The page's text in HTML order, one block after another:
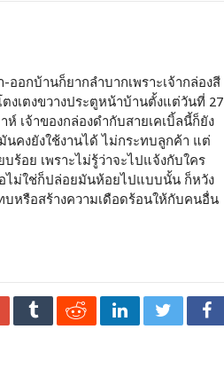
ออกบ้านก็ยากลำบากเพราะเจ้ากล่องสี
งเตงขวางประตูหน้าบ้านตั้งแต่วันที่ 27
เจ้าของกล่องดำกับสายเคเบิ้ลนี้ก็ยัง
นคงยังใช้งานได้ ไม่กระทบลูกค้า แต่
ร้อย เพราะไม่รู้ว่าจะไปแจ้งกับใคร
ไม่ใช่ก็ปล่อยมันห้อยไปแบบนั้น ก็หวัง
บหรือสร้างความเดือดร้อนให้กับคนอื่น